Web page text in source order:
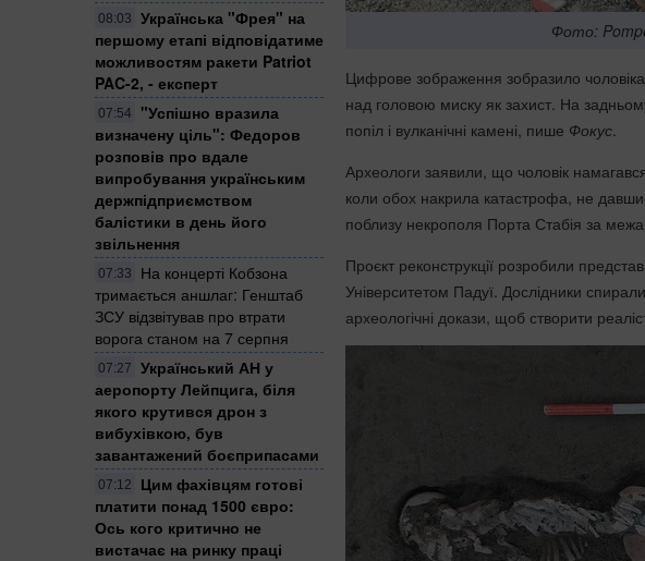
08:03
Українська "Фрея" на
першому етапі відповідатиме
можливостям ракети Patriot
PAC-2, - експерт
07:54
"Успішно вразила
визначену ціль": Федоров
розповів про вдале
випробування українським
держпідприємством
балістики в день його
звільнення
07:33
На концерті Кобзона
тримається аншлаг: Генштаб
ЗСУ відзвітував про втрати
ворога станом на 7 серпня
07:27
Український АН у
аеропорту Лейпцига, біля
якого крутився дрон з
вибухівкою, був
завантажений боєприпасами
07:12
Цим фахівцям готові
платити понад 1500 євро:
Ось кого критично не
вистачає на ринку праці
Фото:
Цифрове зображення зобразило
над головою миску як захист. На
попіл і вулканічні камені, пише Фокус
Археологи заявили, що чоловік
коли обох накрила катастрофа, не
поблизу некрополя Порта Стабія за
Проєкт реконструкції розробили
Університетом Падуї. Дослідники
археологічні докази, щоб створити